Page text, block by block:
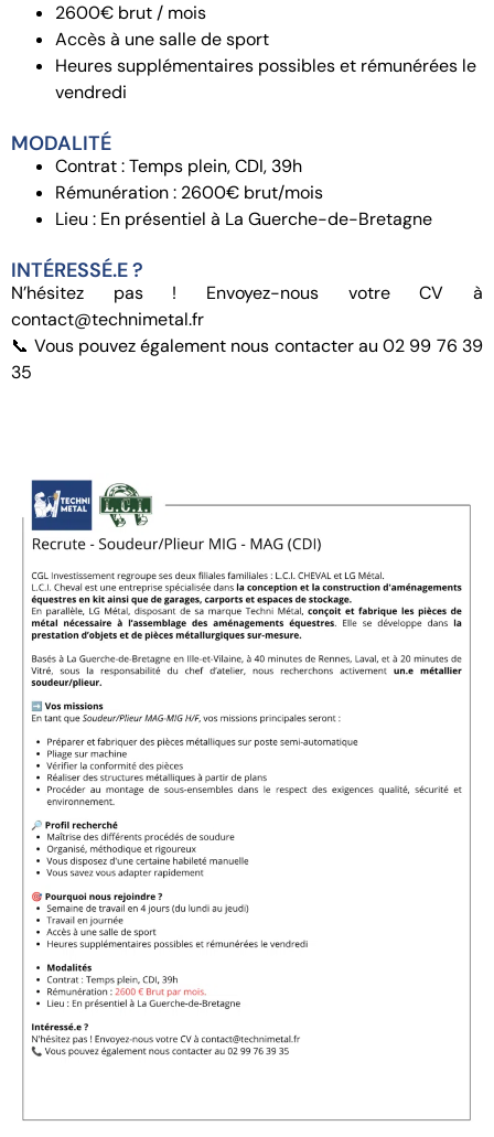
2600€ brut / mois
Accès à une salle de sport
Heures supplémentaires possibles et rémunérées le
vendredi
MODALITÉ
Contrat : Temps plein, CDI, 39h
Rémunération : 2600€ brut/mois
Lieu : En présentiel à La Guerche-de-Bretagne
INTÉRESSÉ.E ?
N’hésitez pas ! Envoyez-nous votre CV à
contact@technimetal.fr
📞 Vous pouvez également nous contacter au 02 99 76 39
35